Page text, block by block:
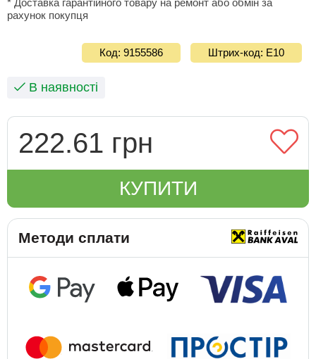
* Доставка гарантiйного товару на ремонт або обмiн за
рахунок покупця
Код: 9155586 Штрих-код: E10
В наявності
222.61 грн
КУПИТИ
Методи сплати